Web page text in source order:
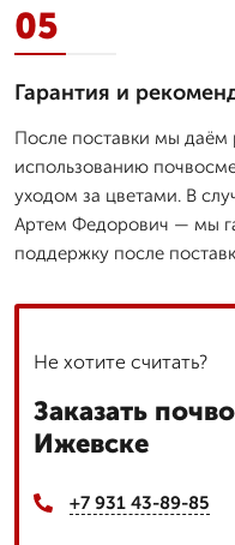
05
Гарантия и
После поставки мы
использованию
уходом за цветами. В
Артем Федорович — мы
поддержку после
Не хотите считать?
Заказать
Ижевске
+7 931 43-89-85